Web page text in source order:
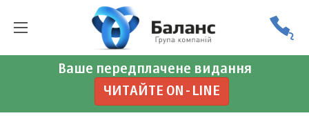
Ваше передплачене видання
ЧИТАЙТЕ ON-LINE